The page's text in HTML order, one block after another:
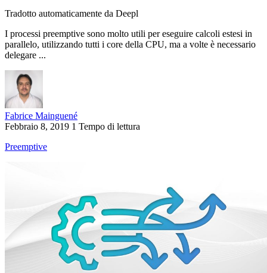
Tradotto automaticamente da Deepl
I processi preemptive sono molto utili per eseguire calcoli estesi in
parallelo, utilizzando tutti i core della CPU, ma a volte è necessario
delegare ...
Fabrice Mainguené
Febbraio 8, 2019 1 Tempo di lettura
Preemptive